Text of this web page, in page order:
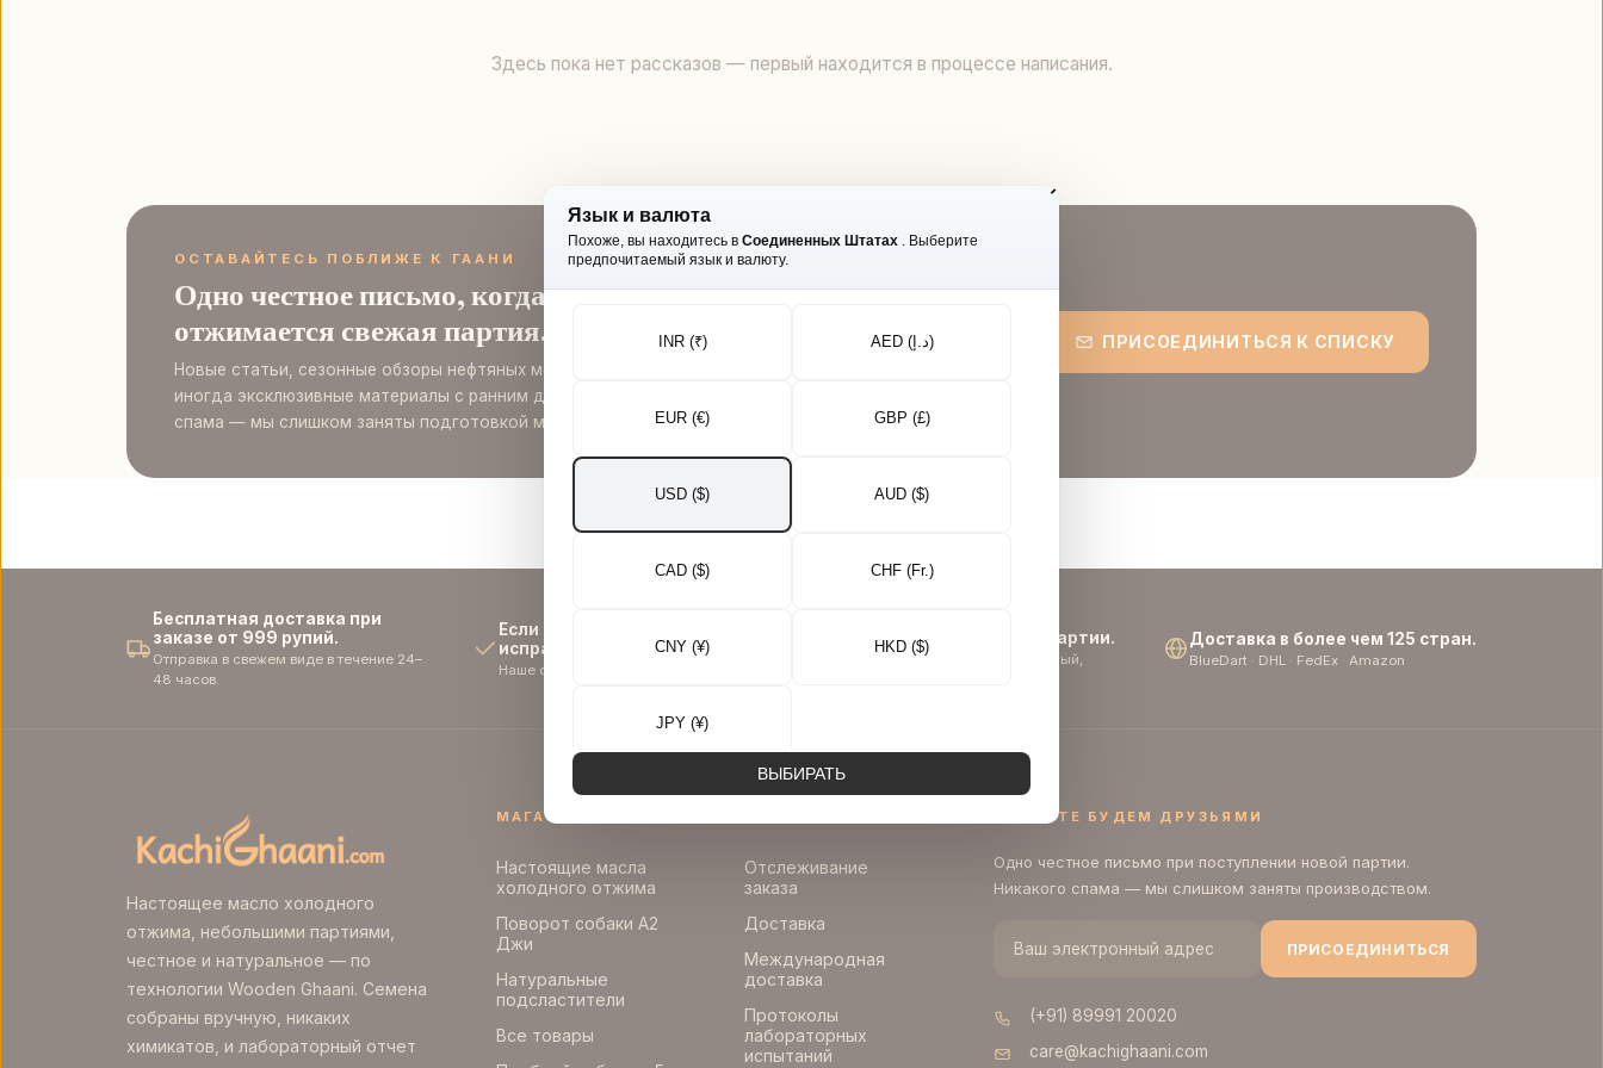
Здесь пока нет рассказов — первый находится в процессе написания.
ОСТАВАЙТЕСЬ ПОБЛИЖЕ К ГААНИ
Одно честное письмо, когда
отжимается свежая партия.
Новые статьи, сезонные обзоры нефтяных месторождений и
иногда эксклюзивные материалы с ранним доступом. Никакого
спама — мы слишком заняты подготовкой материалов.
ПРИСОЕДИНИТЬСЯ К СПИСКУ
Бесплатная доставка при
заказе от 999 рупий.
Отправка в свежем виде в течение 24–
48 часов.
Если вам понравится, мы всё
исправим.
Наше обещание на каждый заказ
прилагается к каждой партии.
Опубликованный, общедоступный,
Доставка в более чем 125 стран.
BlueDart · DHL · FedEx · Amazon
Настоящее масло холодного
отжима, небольшими партиями,
честное и натуральное — по
технологии Wooden Ghaani. Семена
собраны вручную, никаких
химикатов, и лабораторный отчет
МАГАЗИН
Настоящие масла
холодного отжима
Поворот собаки A2
Джи
Натуральные
подсластители
Все товары
Отслеживание
заказа
Доставка
Международная
доставка
Протоколы
лабораторных
испытаний
ДАВАЙТЕ БУДЕМ ДРУЗЬЯМИ
Одно честное письмо при поступлении новой партии.
Никакого спама — мы слишком заняты производством.
ПРИСОЕДИНИТЬСЯ
(+91) 89991 20020
care@kachighaani.com
Язык и валюта
Похоже, вы находитесь в Соединенных Штатах . Выберите
предпочитаемый язык и валюту.
INR (₹) AED (د.إ)
EUR (€) GBP (£)
USD ($) AUD ($)
CAD ($) CHF (Fr.)
CNY (¥) HKD ($)
JPY (¥)
English عربي
ВЫБИРАТЬ